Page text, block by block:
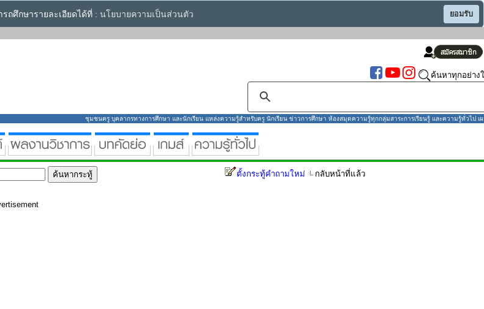
ศึกษารายละเอียดได้ที่ : นโยบายความเป็นส่วนตัว ยอมรับ
ค้นหาทุกอย่าง
ชุมชนครู บุคลากรทางการศึกษา และนักเรียน แหล่งความรู้สำหรับครู นักเรียน ข่าวการศึกษา ห้องสมุดความรู้ทุกกลุ่มสาระการเรียนรู้ และความรู้ทั่วไป เ
ตั้งกระทู้คำถามใหม่ กลับหน้าที่แล้ว